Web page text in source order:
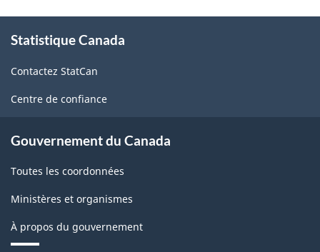
propos
ce
site
Statistique Canada
Contactez StatCan
Centre de confiance
Gouvernement du Canada
Toutes les coordonnées
Ministères et organismes
À propos du gouvernement